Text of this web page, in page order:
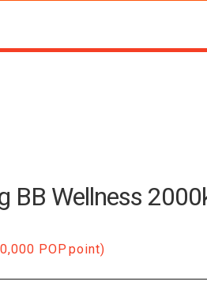
BB Wellness
POP point)